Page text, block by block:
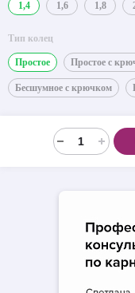
1,4 1,6 1,8
Тип колец
Простое Простое с
Бесшумное с крючком